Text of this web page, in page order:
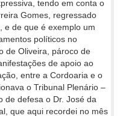
tendo em conta o
Gomes, regressado
e de que é exemplo um
políticos no
de Oliveira, pároco de
de apoio ao
entre a Cordoaria e o
o Tribunal Plenário –
de defesa o Dr. José da
que aqui recordei no mês